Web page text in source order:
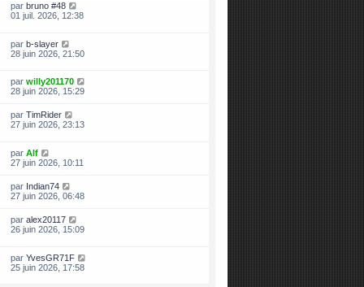
par bruno #48
01 juil. 2026, 12:38
par b-slayer
28 juin 2026, 21:50
par willy201170
28 juin 2026, 15:29
par TimRider
27 juin 2026, 23:13
par Alf
27 juin 2026, 10:11
par Indian74
27 juin 2026, 06:48
par alex20117
26 juin 2026, 15:09
par YvesGR71F
25 juin 2026, 17:58